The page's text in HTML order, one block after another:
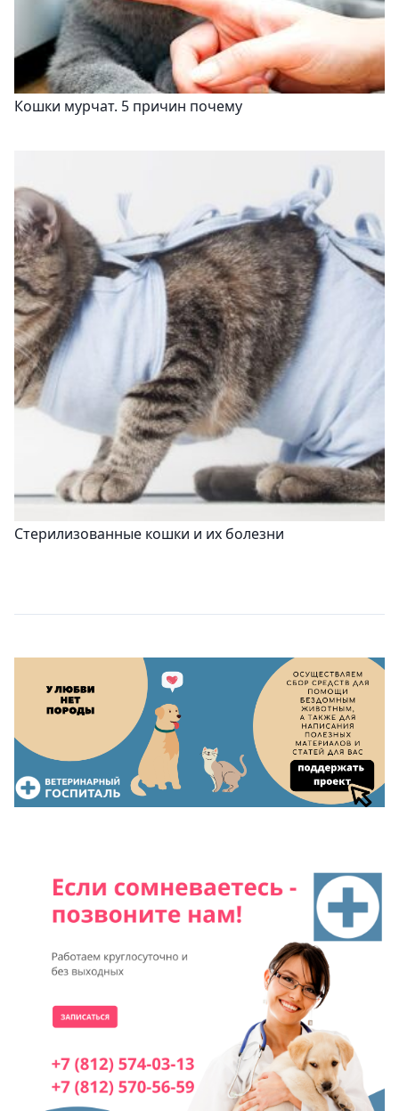
Кошки мурчат. 5 причин почему
Стерилизованные кошки и их болезни